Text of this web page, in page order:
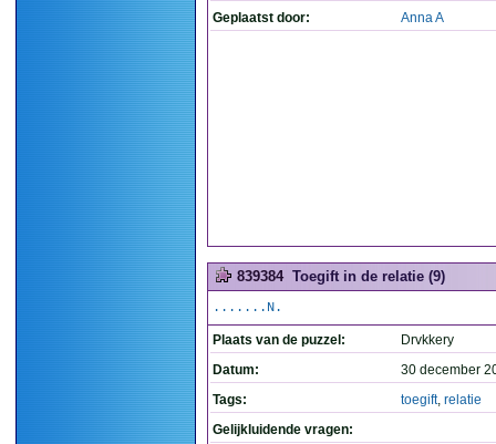
Geplaatst door: Anna A
839384 Toegift in de relatie (9)
.......N.
Plaats van de puzzel:
Drvkkery
Datum:
30 december
Tags:
toegift, relatie
Gelijkluidende vragen: